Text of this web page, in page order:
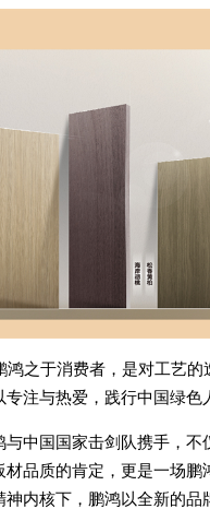
鸿之于消费者，是对工艺的
注与热爱，践行中国绿色
与中国国家击剑队携手，不
品质的肯定，更是一场鹏
神内核下，鹏鸿以全新的品